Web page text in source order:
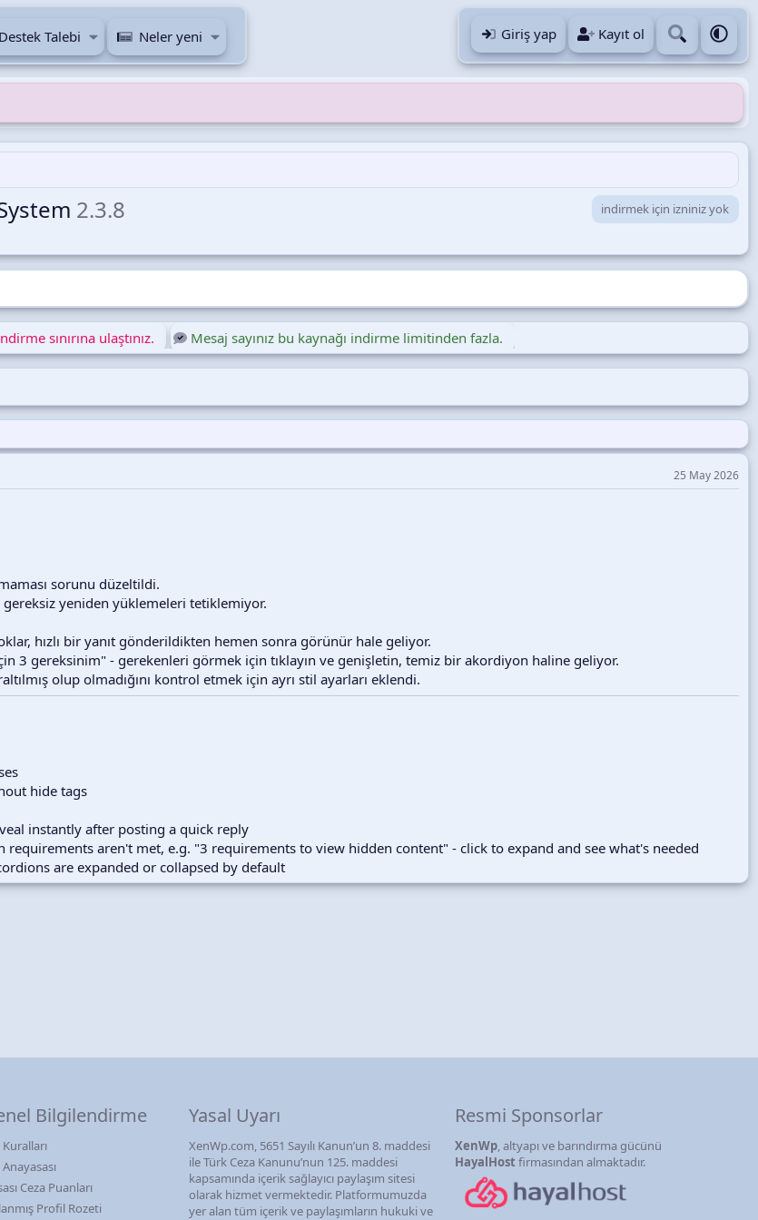
Destek Talebi Neler yeni Giriş yap Kayıt ol
2.3.8
indirmek için izniniz yok
sınırına ulaştınız. Mesaj sayınız bu kaynağı indirme limitinden fazla.
25 May 2026
sorunu düzeltildi.
yeniden yüklemeleri tetiklemiyor.
hızlı bir yanıt gönderildikten hemen sonra görünür hale geliyor.
3 gereksinim" - gerekenleri görmek için tıklayın ve genişletin, temiz bir akordiyon haline geliyor.
olup olmadığını kontrol etmek için ayrı stil ayarları eklendi.
hide tags
instantly after posting a quick reply
aren't met, e.g. "3 requirements to view hidden content" - click to expand and see what's needed
are expanded or collapsed by default
Bilgilendirme
Ceza Puanları
Profil Rozeti
Yasal Uyarı
XenWp.com, 5651 Sayılı Kanun’un 8. maddesi
ile Türk Ceza Kanunu’nun 125. maddesi
kapsamında içerik sağlayıcı paylaşım sitesi
olarak hizmet vermektedir. Platformumuzda
yer alan tüm içerik ve paylaşımların hukuki ve
Resmi Sponsorlar
XenWp, altyapı ve barındırma gücünü
HayalHost firmasından almaktadır.